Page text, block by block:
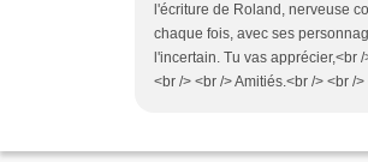
l'écriture de Roland, nerveuse
chaque fois, avec ses
l'incertain. Tu vas apprécier,<br
<br /> <br /> Amitiés.<br /> <br /